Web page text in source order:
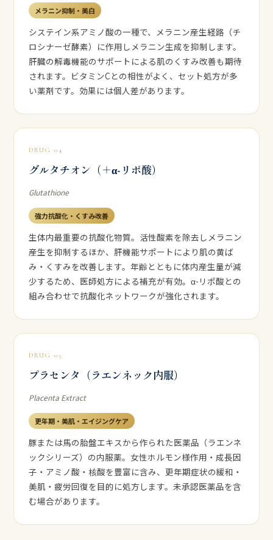
メラニン抑制・美白
システイン系アミノ酸の一種で、メラニン産生経路（チ
ロシナーゼ酵素）に作用しメラニン生成を抑制します。
肝臓の解毒機能のサポートによる肌のくすみ改善も期待
されます。ビタミンCとの相性がよく、セット処方が多
い薬剤です。効果には個人差があります。
DRUG 04
グルタチオン（＋α-リポ酸）
Glutathione
強力抗酸化・くすみ改善
生体内最重要の抗酸化物質。活性酸素を除去しメラニン
産生を抑制するほか、肝機能サポートにより肌の黄ば
み・くすみを改善します。年齢とともに体内産生量が減
少するため、医師処方による補充が有効。α-リポ酸との
組み合わせで抗酸化ネットワークが強化されます。
DRUG 05
プラセンタ（ラエンネック内服）
Placenta Extract
更年期・美肌・エイジングケア
豚または馬の胎盤エキスから作られた医薬品（ラエンネ
ックシリーズ）の内服薬。女性ホルモン様作用・成長因
子・アミノ酸・核酸を豊富に含み、更年期症状の緩和・
美肌・疲労回復を目的に処方します。未承認医薬品を含
む場合があります。